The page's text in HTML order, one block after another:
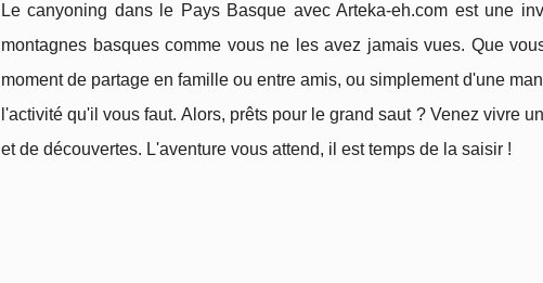
Le canyoning dans le Pays Basque avec Arteka-eh.com est une
montagnes basques comme vous ne les avez jamais vues. Que
moment de partage en famille ou entre amis, ou simplement d'une
l'activité qu'il vous faut. Alors, prêts pour le grand saut ? Venez vivre
et de découvertes. L'aventure vous attend, il est temps de la saisir !